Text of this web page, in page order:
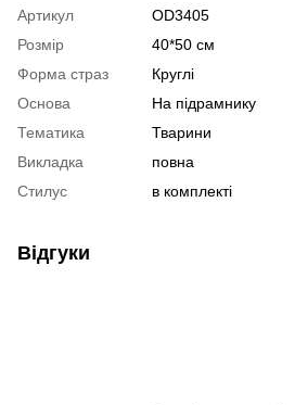
Артикул
OD3405
Розмір
40*50 см
Форма страз
Круглі
Основа
На підрамнику
Тематика
Тварини
Викладка
повна
Стилус
в комплекті
Відгуки